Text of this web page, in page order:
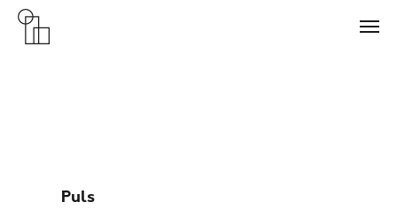
Puls